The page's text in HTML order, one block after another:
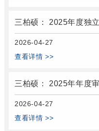
三柏硕： 2025年度独
2026-04-27
查看详情 >>
三柏硕： 2025年年度
2026-04-27
查看详情 >>